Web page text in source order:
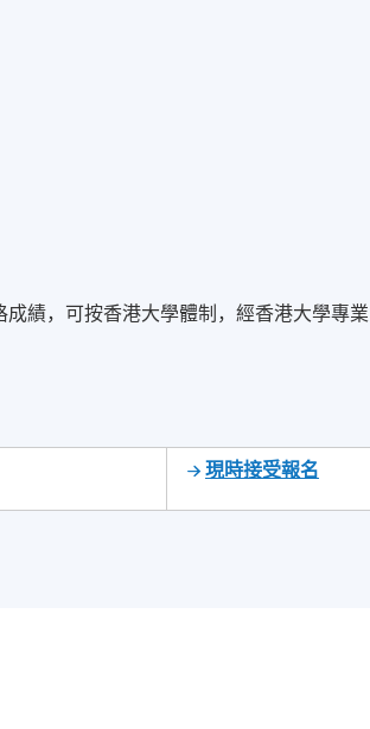
績，可按香港大學體制，經香港大學專業
現時接受報名